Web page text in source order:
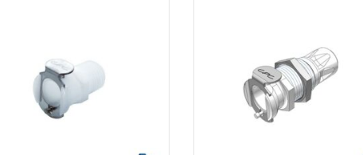
IN DEN
WARENKORB
IN DEN
WARENKORB